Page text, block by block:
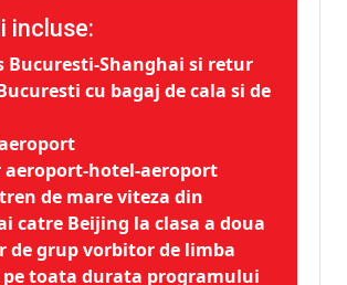
incluse:
Bucuresti-Shanghai si retur
cu bagaj de cala si de
aeroport-hotel-aeroport
de mare viteza din
catre Beijing la clasa a doua
de grup vorbitor de limba
toata durata programului